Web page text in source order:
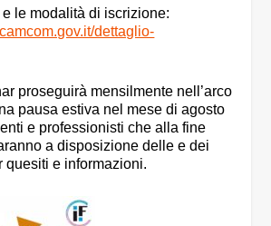
le modalità di iscrizione:
dettaglio-
proseguirà mensilmente nell’arco
pausa estiva nel mese di agosto
e professionisti che alla fine
a disposizione delle e dei
quesiti e informazioni.